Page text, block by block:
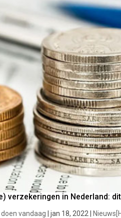
verzekeringen in Nederland:
vandaag |jan 18, 2022